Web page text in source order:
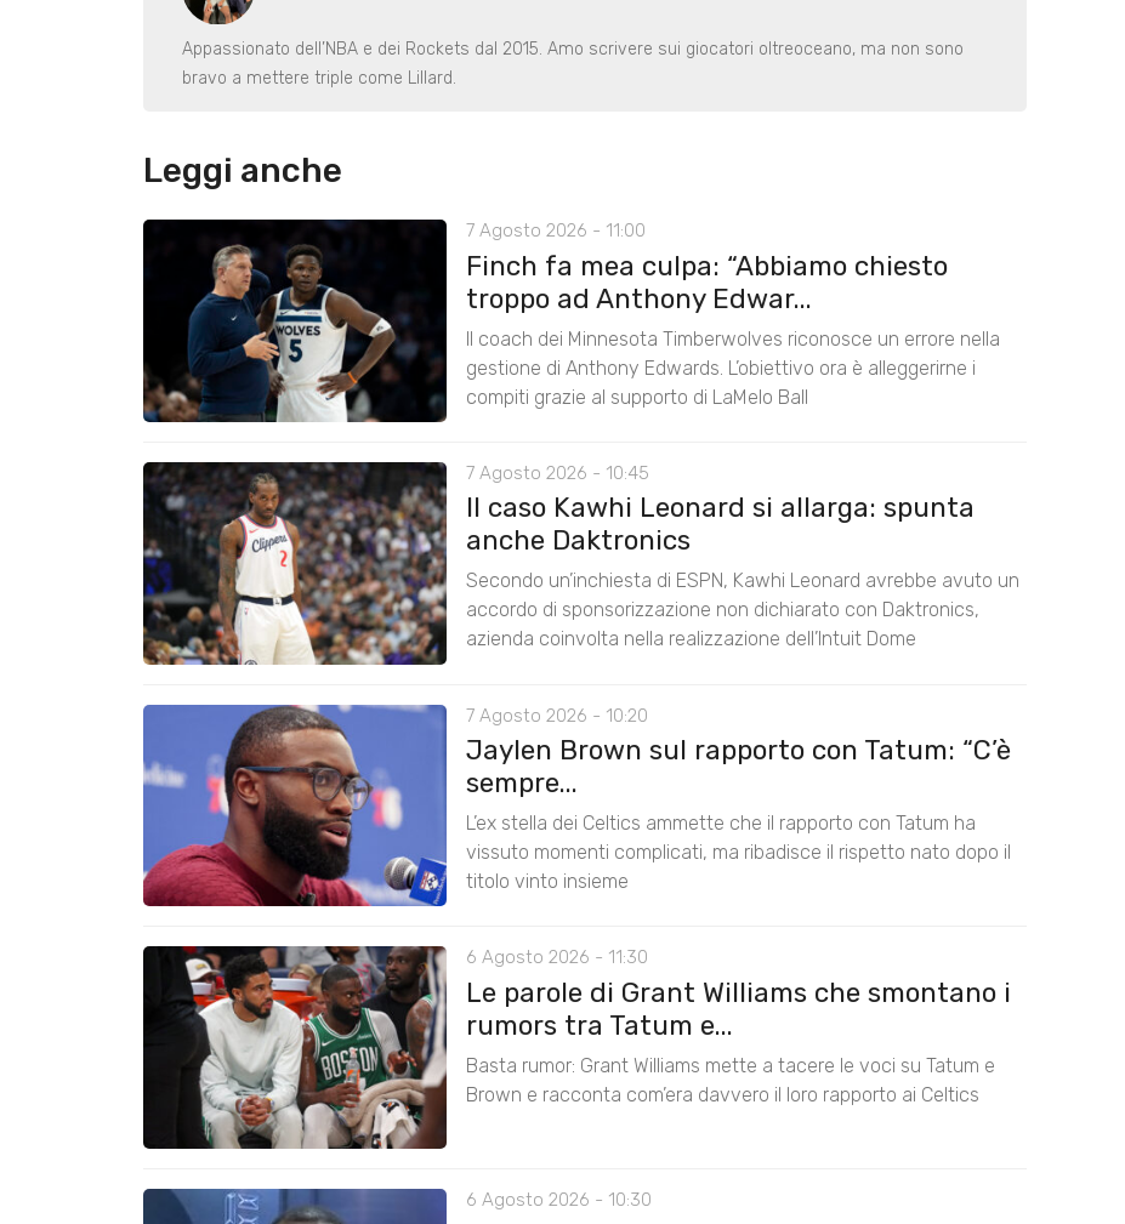
Appassionato dell’NBA e dei Rockets dal 2015. Amo scrivere sui giocatori oltreoceano, ma non sono
bravo a mettere triple come Lillard.
Leggi anche
7 Agosto 2026 - 11:00
Finch fa mea culpa: “Abbiamo chiesto
troppo ad Anthony Edwar...
Il coach dei Minnesota Timberwolves riconosce un errore nella
gestione di Anthony Edwards. L’obiettivo ora è alleggerirne i
compiti grazie al supporto di LaMelo Ball
7 Agosto 2026 - 10:45
Il caso Kawhi Leonard si allarga: spunta
anche Daktronics
Secondo un’inchiesta di ESPN, Kawhi Leonard avrebbe avuto un
accordo di sponsorizzazione non dichiarato con Daktronics,
azienda coinvolta nella realizzazione dell’Intuit Dome
7 Agosto 2026 - 10:20
Jaylen Brown sul rapporto con Tatum: “C’è
sempre...
L’ex stella dei Celtics ammette che il rapporto con Tatum ha
vissuto momenti complicati, ma ribadisce il rispetto nato dopo il
titolo vinto insieme
6 Agosto 2026 - 11:30
Le parole di Grant Williams che smontano i
rumors tra Tatum e...
Basta rumor: Grant Williams mette a tacere le voci su Tatum e
Brown e racconta com’era davvero il loro rapporto ai Celtics
6 Agosto 2026 - 10:30